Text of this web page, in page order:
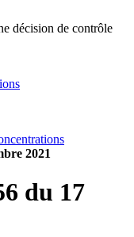
décision de contrôle
2021
du 17